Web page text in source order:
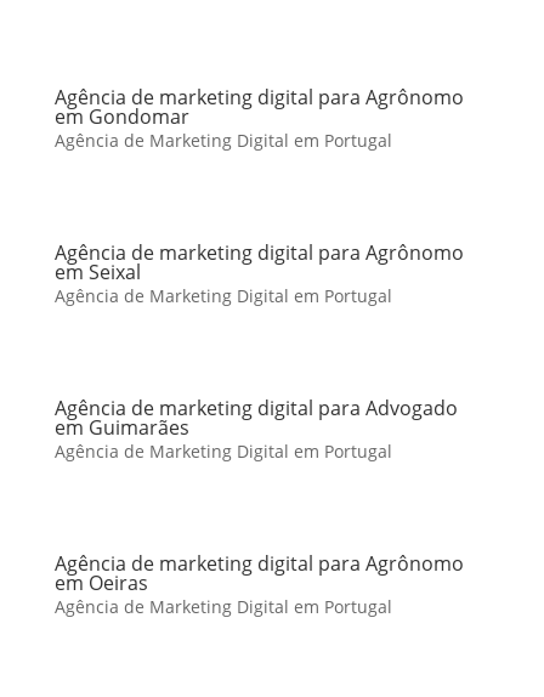
Agência de marketing digital para Agrônomo
em Gondomar
Agência de Marketing Digital em Portugal
Agência de marketing digital para Agrônomo
em Seixal
Agência de Marketing Digital em Portugal
Agência de marketing digital para Advogado
em Guimarães
Agência de Marketing Digital em Portugal
Agência de marketing digital para Agrônomo
em Oeiras
Agência de Marketing Digital em Portugal